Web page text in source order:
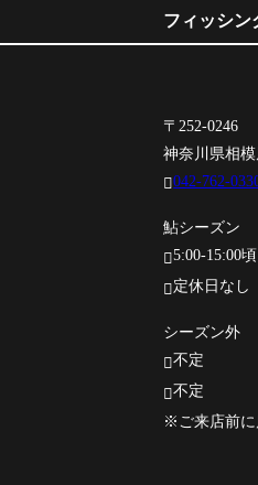
フィッシン
〒252-0246
神奈川県相
042-762-
鮎シーズン
5:00-15:00頃
定休日なし
シーズン外
不定
不定
※ご来店前に